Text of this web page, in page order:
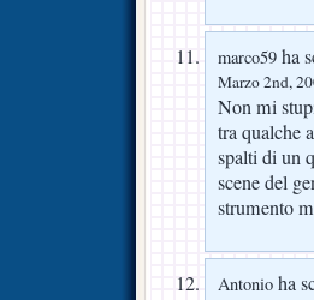
marco59 ha
Marzo 2nd,
Non mi
tra qualche
spalti di un
scene del
strumento
Antonio ha